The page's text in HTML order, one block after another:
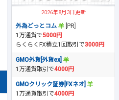
2026年8月3日更新
外為どっとコム
[PR]
1万通貨で5000円
らくらくFX積立1回取引で3000円
GMO外貨[外貨ex]
1万通貨取引で4000円
GMOクリック証券[FXネオ]
1万通貨取引で4000円